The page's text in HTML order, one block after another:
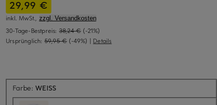
29,99 €
inkl. MwSt., zzgl. Versandkosten
30-Tage-Bestpreis: 38,24 € (-21%)
Ursprünglich: 59,95 € (-49%) | Details
Farbe:WEISS